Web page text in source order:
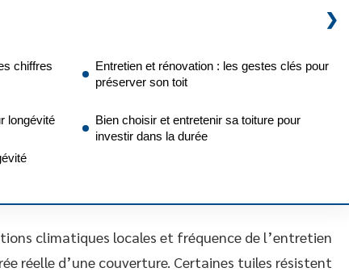
chiffres
longévité
Entretien et rénovation : les gestes clés pour
préserver son toit
Bien choisir et entretenir sa toiture pour
investir dans la durée
climatiques locales et fréquence de l’entretien
réelle d’une couverture. Certaines tuiles résistent